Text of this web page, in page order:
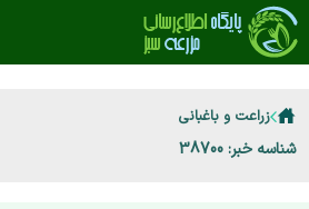
زراعت و باغبانی
شناسه خبر: 38700